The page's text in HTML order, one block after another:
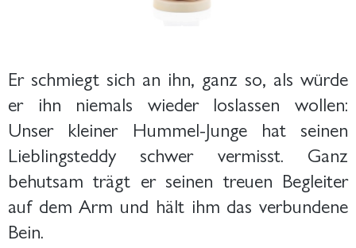
Er schmiegt sich an ihn, ganz so, als würde
er ihn niemals wieder loslassen wollen:
Unser kleiner Hummel-Junge hat seinen
Lieblingsteddy schwer vermisst. Ganz
behutsam trägt er seinen treuen Begleiter
auf dem Arm und hält ihm das verbundene
Bein.